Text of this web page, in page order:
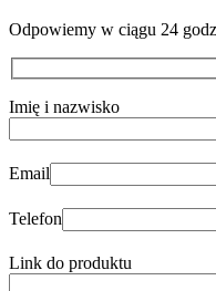
Odpowiemy w ciągu 24
Imię i nazwisko
Email
Telefon
Link do produktu